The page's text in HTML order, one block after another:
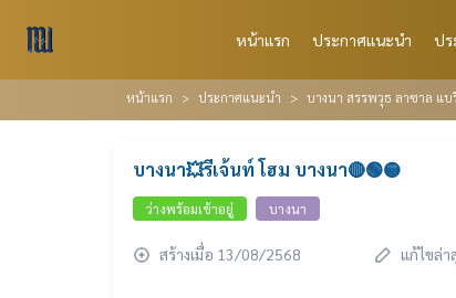
หน้าแรก ประกาศแนะนำ ปร
หน้าแรก ประกาศแนะนำ บางนา สรรพวุธ ลาซาล แบ
บางนา💥รีเจ้นท์ โฮม บางนา🔴🟢🟡
ว่างพร้อมเข้าอยู่ บางนา
สร้างเมื่อ 13/08/2568 แก้ไขล่